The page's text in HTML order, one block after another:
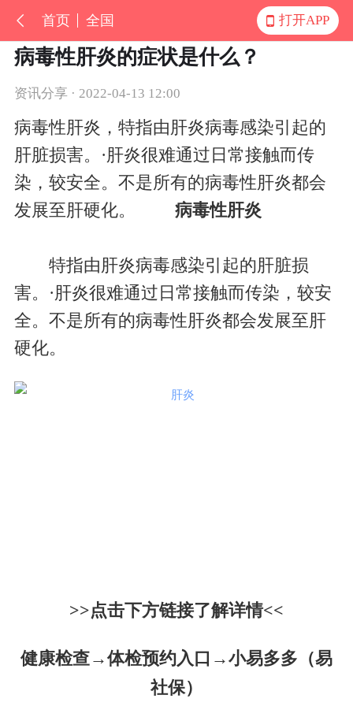
首页 全国 打开APP
病毒性肝炎的症状是什么？
资讯分享 · 2022-04-13 12:00
病毒性肝炎，特指由肝炎病毒感染引起的
肝脏损害。·肝炎很难通过日常接触而传
染，较安全。不是所有的病毒性肝炎都会
发展至肝硬化。
病毒性肝炎
特指由肝炎病毒感染引起的肝脏损
害。·肝炎很难通过日常接触而传染，较安
全。不是所有的病毒性肝炎都会发展至肝
硬化。
>>点击下方链接了解详情<<
健康检查→体检预约入口 →小易多多（易
社保）